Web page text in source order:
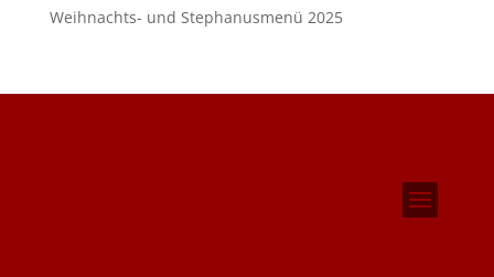
Weihnachts- und Stephanusmenü 2025